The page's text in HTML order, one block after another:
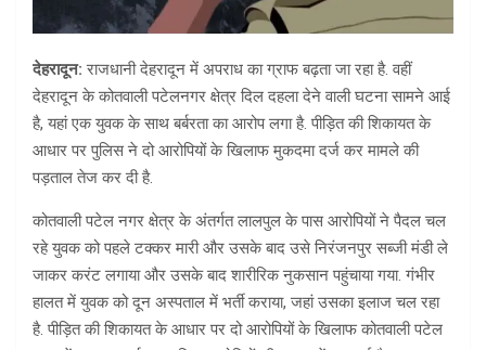
देहरादून: राजधानी देहरादून में अपराध का ग्राफ बढ़ता जा रहा है. वहीं
देहरादून के कोतवाली पटेलनगर क्षेत्र दिल दहला देने वाली घटना सामने आई
है, यहां एक युवक के साथ बर्बरता का आरोप लगा है. पीड़ित की शिकायत के
आधार पर पुलिस ने दो आरोपियों के खिलाफ मुकदमा दर्ज कर मामले की
पड़ताल तेज कर दी है.
कोतवाली पटेल नगर क्षेत्र के अंतर्गत लालपुल के पास आरोपियों ने पैदल चल
रहे युवक को पहले टक्कर मारी और उसके बाद उसे निरंजनपुर सब्जी मंडी ले
जाकर करंट लगाया और उसके बाद शारीरिक नुकसान पहुंचाया गया. गंभीर
हालत में युवक को दून अस्पताल में भर्ती कराया, जहां उसका इलाज चल रहा
है. पीड़ित की शिकायत के आधार पर दो आरोपियों के खिलाफ कोतवाली पटेल